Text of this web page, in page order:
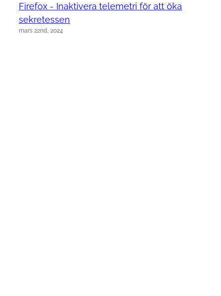
Firefox - Inaktivera telemetri för att öka
sekretessen
mars 22nd, 2024